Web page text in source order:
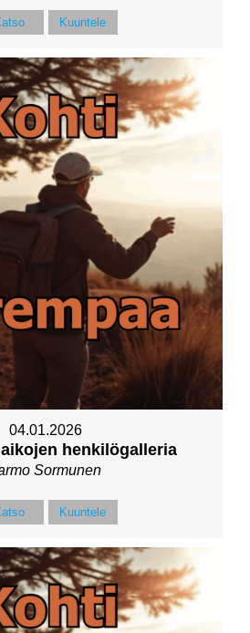
Kuuntele
04.01.2026
henkilögalleria
Sormunen
Kuuntele